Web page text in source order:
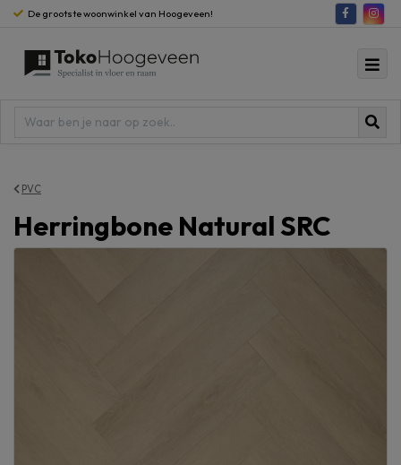
De grootste woonwinkel van Hoogeveen!
PVC
Herringbone Natural SRC